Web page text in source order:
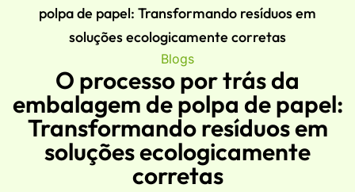
polpa de papel: Transformando resíduos em
soluções ecologicamente corretas
Blogs
O processo por trás da
embalagem de polpa de papel:
Transformando resíduos em
soluções ecologicamente
corretas